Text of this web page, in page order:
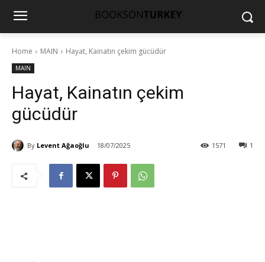
Home MAIN Hayat, Kainatın çekim gücüdür
MAIN
Hayat, Kainatın çekim
gücüdür
By Levent Ağaoğlu 18/07/2025 1
1571